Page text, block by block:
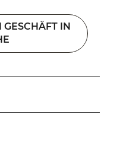
GESCHÄFT IN